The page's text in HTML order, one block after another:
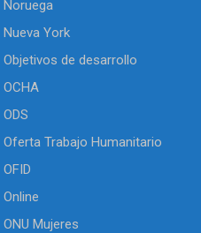
Noruega
Nueva York
Objetivos de desarrollo
OCHA
ODS
Oferta Trabajo Humanitario
OFID
Online
ONU Mujeres